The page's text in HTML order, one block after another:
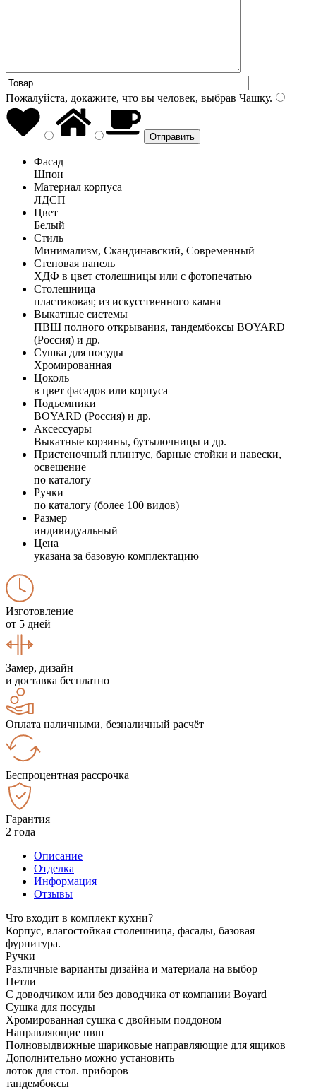
Пожалуйста, докажите, что вы человек, выбрав Чашку.
Фасад
Шпон
Материал корпуса
ЛДСП
Цвет
Белый
Стиль
Минимализм, Скандинавский, Современный
Стеновая панель
ХДФ в цвет столешницы или с фотопечатью
Столешница
пластиковая; из искусственного камня
Выкатные системы
ПВШ полного открывания, тандембоксы BOYARD
(Россия) и др.
Сушка для посуды
Хромированная
Цоколь
в цвет фасадов или корпуса
Подъемники
BOYARD (Россия) и др.
Аксессуары
Выкатные корзины, бутылочницы и др.
Пристеночный плинтус, барные стойки и навески,
освещение
по каталогу
Ручки
по каталогу (более 100 видов)
Размер
индивидуальный
Цена
указана за базовую комплектацию
Изготовление
от 5 дней
Замер, дизайн
и доставка бесплатно
Оплата наличными, безналичный расчёт
Беспроцентная рассрочка
Гарантия
2 года
Описание
Отделка
Информация
Отзывы
Что входит в комплект кухни?
Корпус, влагостойкая столешница, фасады, базовая
фурнитура.
Ручки
Различные варианты дизайна и материала на выбор
Петли
С доводчиком или без доводчика от компании Boyard
Сушка для посуды
Хромированная сушка с двойным поддоном
Направляющие пвш
Полновыдвижные шариковые направляющие для ящиков
Дополнительно можно установить
лоток для стол. приборов
тандембоксы